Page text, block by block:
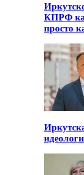
КПРФ
просто